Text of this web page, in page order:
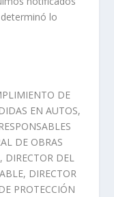
lo
DE
EN AUTOS,
DE OBRAS
DIRECTOR DEL
DIRECTOR
PROTECCIÓN